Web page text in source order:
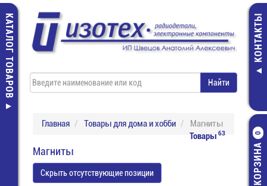
КАТАЛОГ ТОВАРОВ КОНТАКТЫ
КОРЗИНА
0
Главная Товары для дома и хобби
Магниты
Товары 63
Магниты
Скрыть отсутствующие позиции